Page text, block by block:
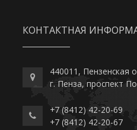
КОНТАКТНАЯ
440011, Пензенская
г. Пенза, проспект
+7 (8412) 42-20-69
+7 (8412) 42-20-67